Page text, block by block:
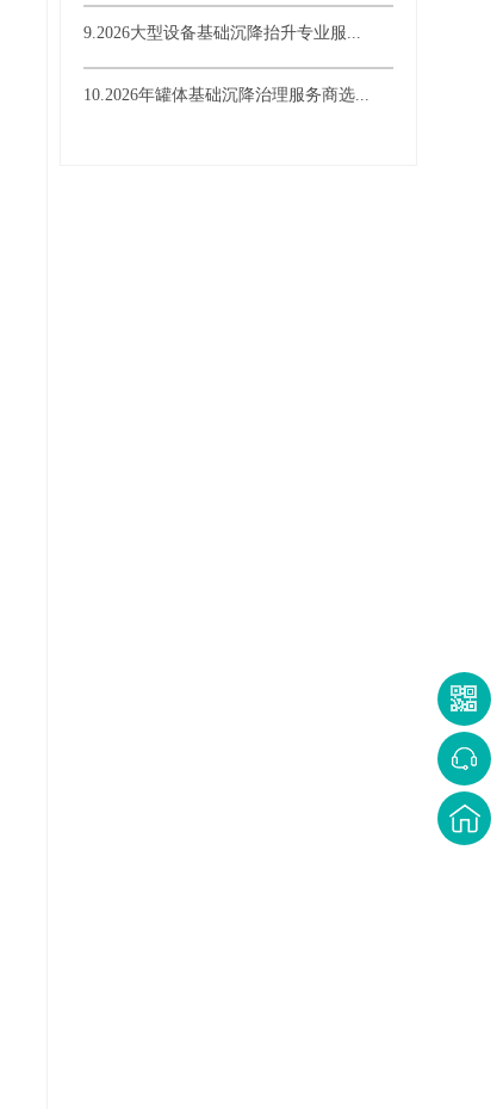
9.2026大型设备基础沉降抬升专业服...
10.2026年罐体基础沉降治理服务商选...